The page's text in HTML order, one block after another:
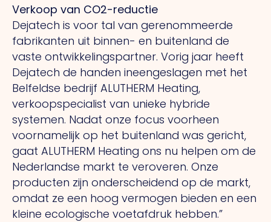
Verkoop van CO2-reductie
Dejatech is voor tal van gerenommeerde
fabrikanten uit binnen- en buitenland de
vaste ontwikkelingspartner. Vorig jaar heeft
Dejatech de handen ineengeslagen met het
Belfeldse bedrijf ALUTHERM Heating,
verkoopspecialist van unieke hybride
systemen. Nadat onze focus voorheen
voornamelijk op het buitenland was gericht,
gaat ALUTHERM Heating ons nu helpen om de
Nederlandse markt te veroveren. Onze
producten zijn onderscheidend op de markt,
omdat ze een hoog vermogen bieden en een
kleine ecologische voetafdruk hebben.”